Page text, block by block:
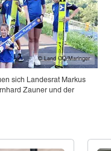
© Land OÖ/Maringer
sich Landesrat Markus
Zauner und der